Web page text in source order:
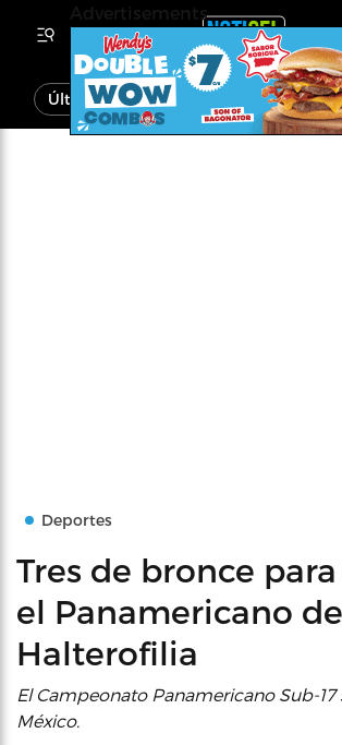
Última Hora Noticias
Deportes
Tres de bronce para
el Panamericano de
Halterofilia
El Campeonato Panamericano Sub-17
México.
Advertisements